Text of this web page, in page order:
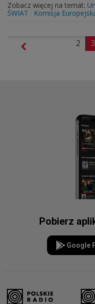
Zobacz więcej na temat:
ŚWIAT
Komisja
2 3
Pobierz
Google